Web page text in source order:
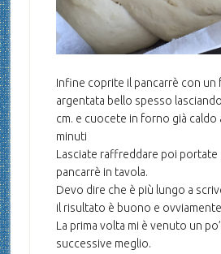
Infine coprite il pancarrè con un
argentata bello spesso
cm. e cuocete in forno già caldo
minuti
Lasciate raffreddare poi portate
pancarrè in tavola.
Devo dire che è più lungo a
il risultato è buono e
La prima volta mi è venuto un
successive meglio.